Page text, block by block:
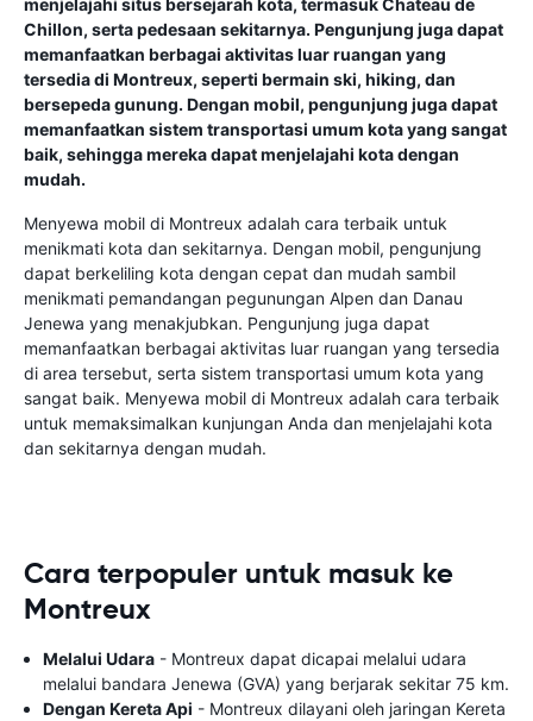
menjelajahi situs bersejarah kota, termasuk Chateau de
Chillon, serta pedesaan sekitarnya. Pengunjung juga dapat
memanfaatkan berbagai aktivitas luar ruangan yang
tersedia di Montreux, seperti bermain ski, hiking, dan
bersepeda gunung. Dengan mobil, pengunjung juga dapat
memanfaatkan sistem transportasi umum kota yang sangat
baik, sehingga mereka dapat menjelajahi kota dengan
mudah.
Menyewa mobil di Montreux adalah cara terbaik untuk
menikmati kota dan sekitarnya. Dengan mobil, pengunjung
dapat berkeliling kota dengan cepat dan mudah sambil
menikmati pemandangan pegunungan Alpen dan Danau
Jenewa yang menakjubkan. Pengunjung juga dapat
memanfaatkan berbagai aktivitas luar ruangan yang tersedia
di area tersebut, serta sistem transportasi umum kota yang
sangat baik. Menyewa mobil di Montreux adalah cara terbaik
untuk memaksimalkan kunjungan Anda dan menjelajahi kota
dan sekitarnya dengan mudah.
Cara terpopuler untuk masuk ke
Montreux
Melalui Udara - Montreux dapat dicapai melalui udara
melalui bandara Jenewa (GVA) yang berjarak sekitar 75 km.
Dengan Kereta Api - Montreux dilayani oleh jaringan Kereta